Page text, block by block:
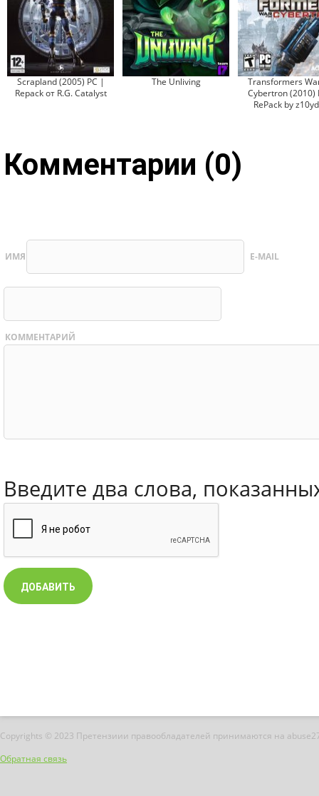
Scrapland (2005) PC |
Repack от R.G. Catalyst
The Unliving
Transformers
Cybertron (2010)
RePack by
Комментарии (0)
ИМЯ E-MAIL
КОММЕНТАРИЙ
Введите два слова,
Copyrights © 2023 Претензиии правообладателей принимаются на
Обратная связь